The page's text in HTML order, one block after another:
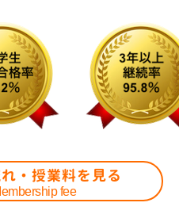
・授業料を見る
fee